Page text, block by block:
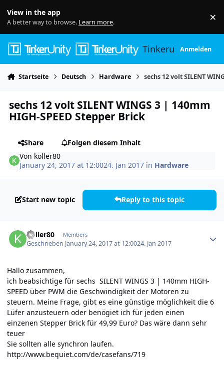
View in the app
A better way to browse. Learn more. ×
TinkerunityAnmelden
Startseite Deutsch Hardware sechs 12 volt SILENT
sechs 12 volt SILENT WINGS 3 | 140mm
HIGH-SPEED Stepper Brick
Share
Folgen diesem Inhalt
Von koller80
January 24, 2017 at 12:0024. Jan 2017 in Hardware
Start new topic Reply to this topic
koller80 Members
Geschrieben January 24, 2017 at 12:0024. Jan 2017
Hallo zusammen,
ich beabsichtige für sechs SILENT WINGS 3 | 140mm HIGH-
SPEED über PWM die Geschwindigkeit der Motoren zu
steuern. Meine Frage, gibt es eine günstige möglichkeit die 6
Lüfer anzusteuern oder benögiet ich für jeden einen
einzenen Stepper Brick für 49,99 Euro? Das wäre dann sehr
teuer
Sie sollten alle synchron laufen.
http://www.bequiet.com/de/casefans/719